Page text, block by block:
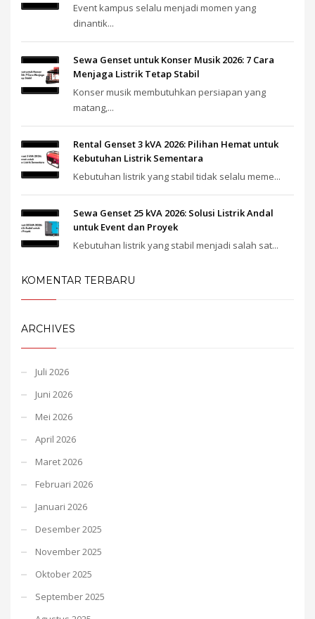
Event kampus selalu menjadi momen yang
dinantik...
Sewa Genset untuk Konser Musik 2026: 7 Cara
Menjaga Listrik Tetap Stabil
Konser musik membutuhkan persiapan yang
matang,...
Rental Genset 3 kVA 2026: Pilihan Hemat untuk
Kebutuhan Listrik Sementara
Kebutuhan listrik yang stabil tidak selalu meme...
Sewa Genset 25 kVA 2026: Solusi Listrik Andal
untuk Event dan Proyek
Kebutuhan listrik yang stabil menjadi salah sat...
KOMENTAR TERBARU
ARCHIVES
Juli 2026
Juni 2026
Mei 2026
April 2026
Maret 2026
Februari 2026
Januari 2026
Desember 2025
November 2025
Oktober 2025
September 2025